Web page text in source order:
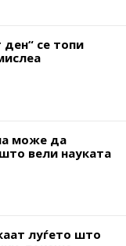
се топи
може да
вели науката
луѓето што